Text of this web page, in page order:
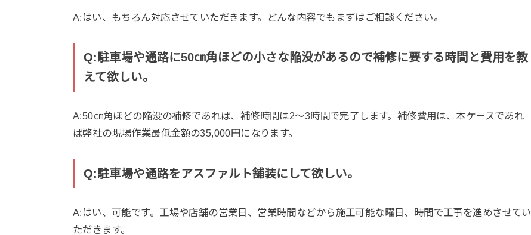
A:はい、もちろん対応させていただきます。どんな内容でもまずはご相談ください。
Q:駐車場や通路に50㎝角ほどの小さな陥没があるので補修に要する時間と費用を教
えて欲しい。
A:50㎝角ほどの陥没の補修であれば、補修時間は2～3時間で完了します。補修費用は、本ケースであれ
ば弊社の現場作業最低金額の35,000円になります。
Q:駐車場や通路をアスファルト舗装にして欲しい。
A:はい、可能です。工場や店舗の営業日、営業時間などから施工可能な曜日、時間で工事を進めさせてい
ただきます。